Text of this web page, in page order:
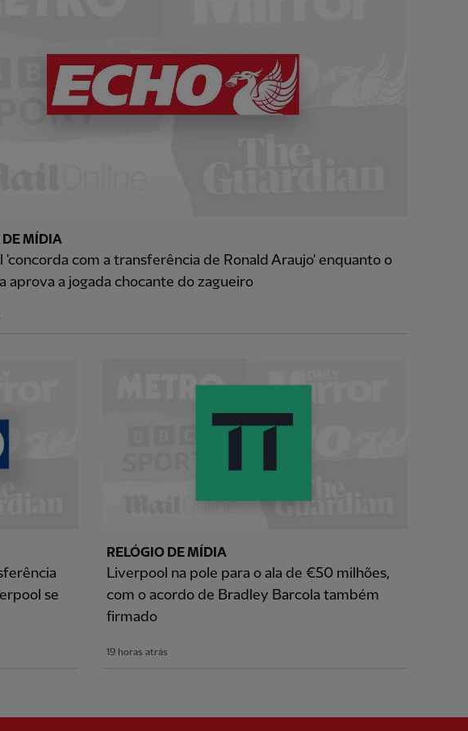
DE MÍDIA
'concorda com a transferência de Ronald Araujo' enquanto o
aprova a jogada chocante do zagueiro
se
RELÓGIO DE MÍDIA
Liverpool na pole para o ala de €50 milhões,
com o acordo de Bradley Barcola também
firmado
19 horas atrás